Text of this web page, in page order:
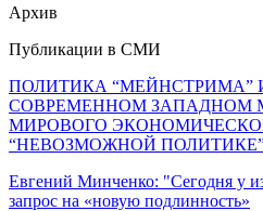
Архив
Публикации в СМИ
ПОЛИТИКА “МЕЙНСТРИМА”
СОВРЕМЕННОМ ЗАПАДНОМ
МИРОВОГО
“НЕВОЗМОЖНОЙ
Евгений Минченко: "Сегодня у
запрос на «новую подлинность»